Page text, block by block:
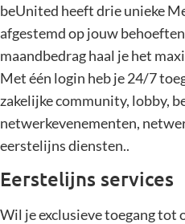
beUnited heeft drie unieke
afgestemd op jouw
maandbedrag haal je het
Met één login heb je 24/7
zakelijke community, lobby,
netwerkevenementen,
eerstelijns diensten..
Eerstelijns services
Wil je exclusieve toegang tot